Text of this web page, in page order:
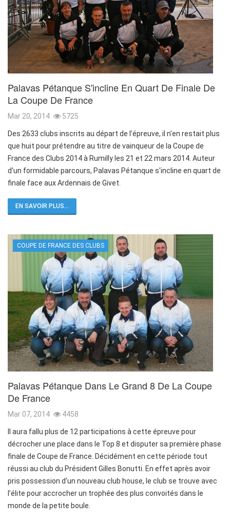
Palavas Pétanque S'incline En Quart De Finale De
La Coupe De France
Mar 20, 2014 5725
Des 2633 clubs inscrits au départ de l’épreuve, il n'en restait plus
que huit pour prétendre au titre de vainqueur de la Coupe de
France des Clubs 2014 à Rumilly les 21 et 22 mars 2014. Auteur
d'un formidable parcours, Palavas Pétanque s'incline en quart de
finale face aux Ardennais de Givet.
EN SAVOIR PLUS...
COUPE DE FRANCE DES CLUBS
Palavas Pétanque Dans Le Grand 8 De La Coupe
De France
Mar 07, 2014 4458
Il aura fallu plus de 12 participations à cette épreuve pour
décrocher une place dans le Top 8 et disputer sa première phase
finale de Coupe de France. Décidément en cette période tout
réussi au club du Président Gilles Bonutti. En effet après avoir
pris possession d’un nouveau club house, le club se trouve avec
l’élite pour accrocher un trophée des plus convoités dans le
monde de la petite boule.